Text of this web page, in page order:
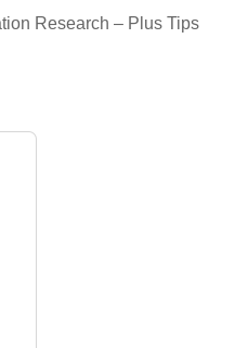
Research – Plus Tips